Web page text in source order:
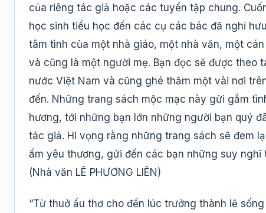
của riêng tác giả hoặc các tuyển tập chung.
học sinh tiểu học đến các cụ các bác đã nghỉ
tâm tình của một nhà giáo, một nhà văn, một
và cũng là một người mẹ. Bạn đọc sẽ được theo
nước Việt Nam và cũng ghé thăm một vài nơi
đến. Những trang sách mộc mạc này gửi gắm
hương, tới những bạn lớn những người bạn quý
tác giả. Hi vọng rằng những trang sách sẽ đem
ấm yêu thương, gửi đến các bạn những suy
(Nhà văn LÊ PHƯƠNG LIÊN)
“Từ thuở ấu thơ cho đến lúc trưởng thành lẽ